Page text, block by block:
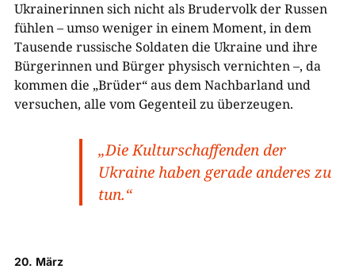
Ukrainerinnen sich nicht als Brudervolk der Russen
fühlen – umso weniger in einem Moment, in dem
Tausende russische Soldaten die Ukraine und ihre
Bürgerinnen und Bürger physisch vernichten –, da
kommen die „Brüder“ aus dem Nachbarland und
versuchen, alle vom Gegenteil zu überzeugen.
„Die Kulturschaffenden der
Ukraine haben gerade anderes zu
tun.“
20. März